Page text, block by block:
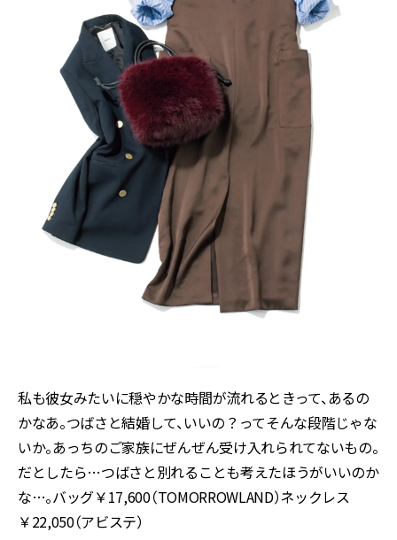
私も彼女みたいに穏やかな時間が流れるときって、あるの
かなあ。つばさと結婚して、いいの？ってそんな段階じゃな
いか。あっちのご家族にぜんぜん受け入れられてないもの。
だとしたら…つばさと別れることも考えたほうがいいのか
な…。バッグ￥17,600（TOMORROWLAND）ネックレス
￥22,050（アビステ）